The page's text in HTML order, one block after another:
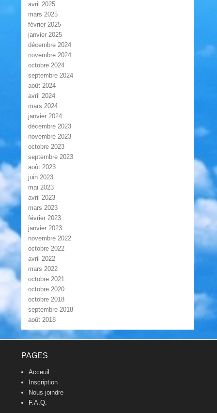
avril 2025
mars 2025
février 2025
janvier 2025
décembre 2024
novembre 2024
octobre 2024
septembre 2024
août 2024
avril 2024
mars 2024
janvier 2024
décembre 2023
novembre 2023
octobre 2023
septembre 2023
août 2023
juin 2023
mai 2023
avril 2023
mars 2023
février 2023
janvier 2023
novembre 2022
octobre 2022
avril 2022
mars 2022
octobre 2021
octobre 2020
octobre 2018
septembre 2018
août 2018
PAGES
Acceuil
Inscription
Nous joindre
F.A.Q.